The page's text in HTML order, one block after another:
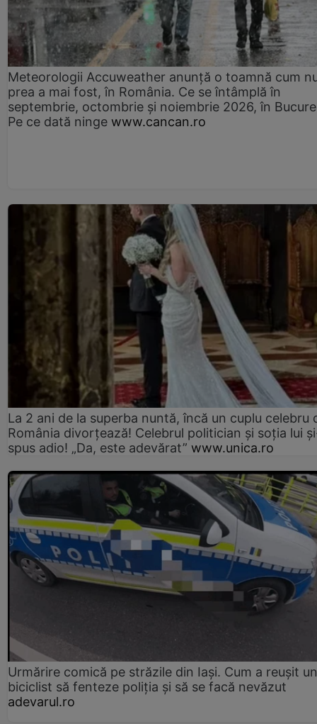
Meteorologii Accuweather anunță o toamnă cum
prea a mai fost, în România. Ce se întâmplă în
septembrie, octombrie și noiembrie 2026, în
Pe ce dată ninge www.cancan.ro
La 2 ani de la superba nuntă, încă un cuplu celebru
România divorțează! Celebrul politician și soția lui
spus adio! „Da, este adevărat” www.unica.ro
Urmărire comică pe străzile din Iași. Cum a reușit un
biciclist să fenteze poliția și să se facă nevăzut
adevarul.ro